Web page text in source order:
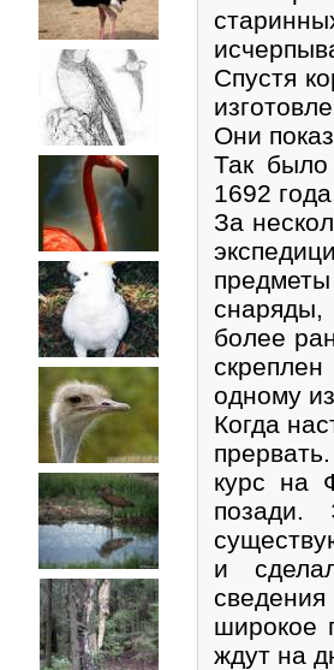
Спустя
Они
Так было
1692
За
снаряды,
более
одному
Когда
курс на
позади.
и
широкое
ждут на